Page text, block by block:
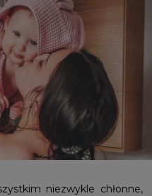
niezwykle chłonne,